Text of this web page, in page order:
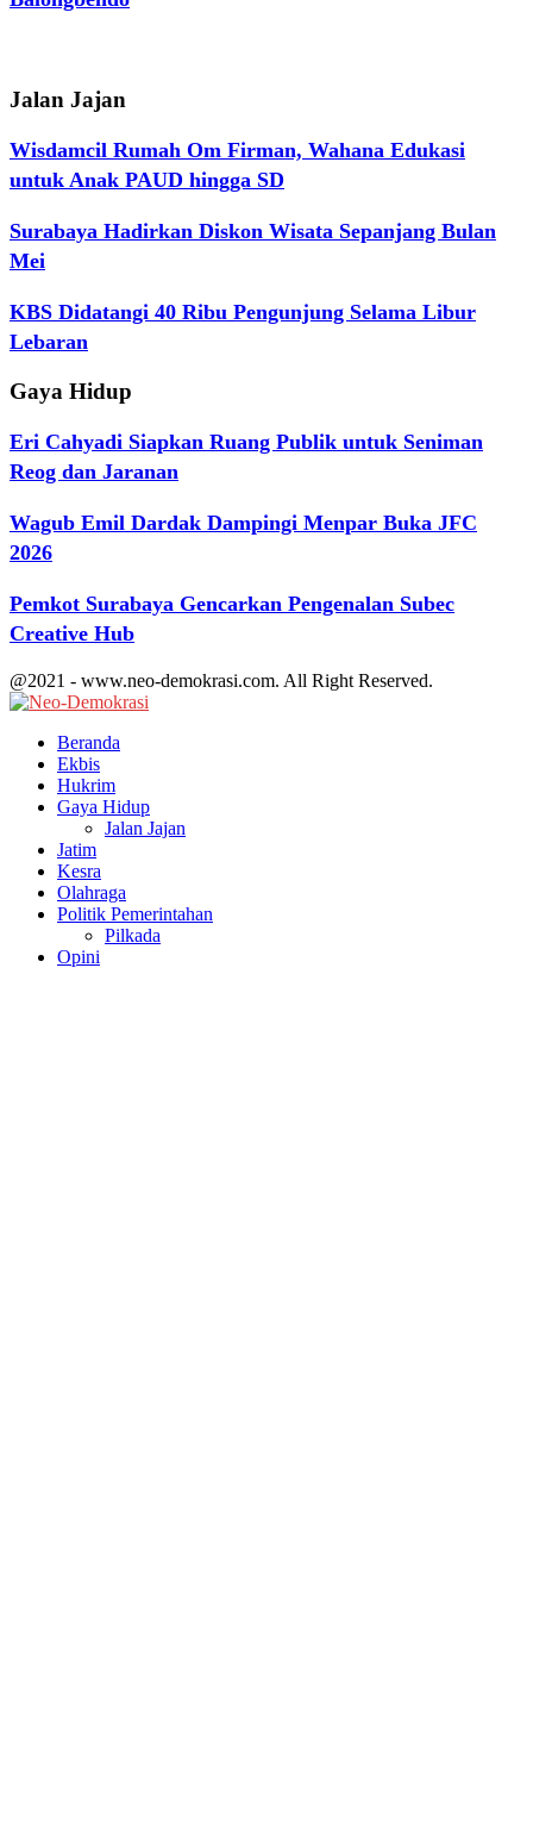
Jalan Jajan
Wisdamcil Rumah Om Firman, Wahana Edukasi
untuk Anak PAUD hingga SD
Surabaya Hadirkan Diskon Wisata Sepanjang Bulan
Mei
KBS Didatangi 40 Ribu Pengunjung Selama Libur
Lebaran
Gaya Hidup
Eri Cahyadi Siapkan Ruang Publik untuk Seniman
Reog dan Jaranan
Wagub Emil Dardak Dampingi Menpar Buka JFC
2026
Pemkot Surabaya Gencarkan Pengenalan Subec
Creative Hub
@2021 - www.neo-demokrasi.com. All Right Reserved.
Beranda
Ekbis
Hukrim
Gaya Hidup
Jalan Jajan
Jatim
Kesra
Olahraga
Politik Pemerintahan
Pilkada
Opini